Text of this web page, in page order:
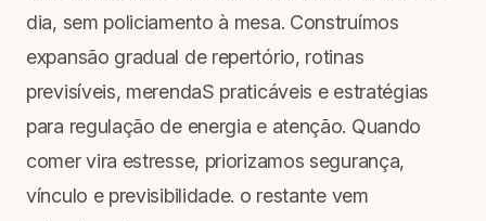
dia, sem policiamento à mesa. Construímos
expansão gradual de repertório, rotinas
previsíveis, merendaS praticáveis e estratégias
para regulação de energia e atenção. Quando
comer vira estresse, priorizamos segurança,
vínculo e previsibilidade. o restante vem